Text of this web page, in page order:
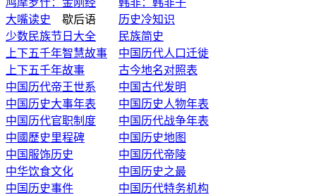
大嘴读史 歇后语 历史冷知识
少数民族节日大全
民族简史
上下五千年智慧故事
中国历代人口迁徙
上下五千年故事
古今地名对照表
中国历代帝王世系
中国古代发明
中国历史大事年表
中国历史人物年表
中国历代官职制度
中国历代战争年表
中國歷史里程碑
中国历史地图
中国服饰历史
中国历代帝陵
中华饮食文化
中国历史之最
中国历史事件
中国历代特务机构